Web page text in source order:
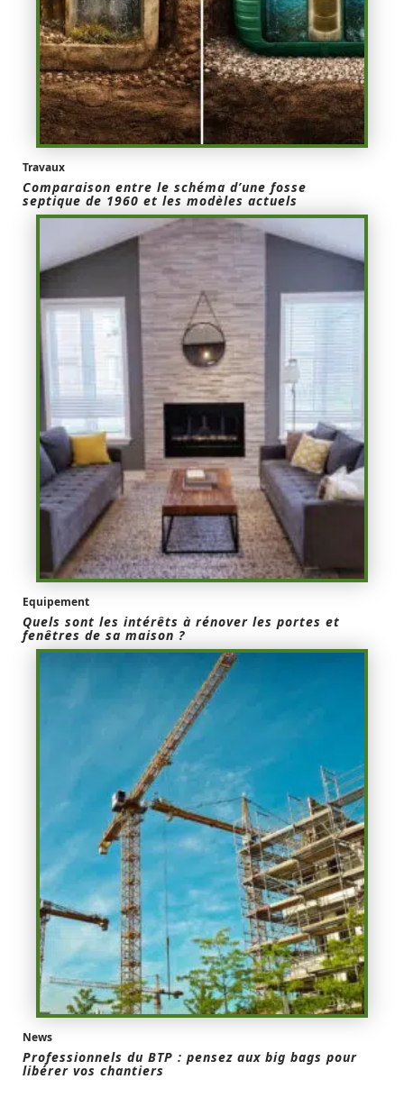
Travaux
Comparaison entre le schéma d’une fosse
septique de 1960 et les modèles actuels
Equipement
Quels sont les intérêts à rénover les portes et
fenêtres de sa maison ?
News
Professionnels du BTP : pensez aux big bags pour
libérer vos chantiers